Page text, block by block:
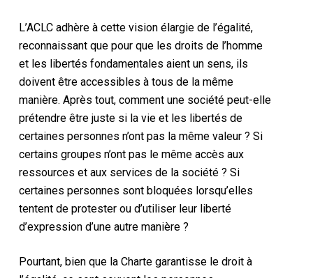
L’ACLC adhère à cette vision élargie de l’égalité,
reconnaissant que pour que les droits de l’homme
et les libertés fondamentales aient un sens, ils
doivent être accessibles à tous de la même
manière. Après tout, comment une société peut-elle
prétendre être juste si la vie et les libertés de
certaines personnes n’ont pas la même valeur ? Si
certains groupes n’ont pas le même accès aux
ressources et aux services de la société ? Si
certaines personnes sont bloquées lorsqu’elles
tentent de protester ou d’utiliser leur liberté
d’expression d’une autre manière ?
Pourtant, bien que la Charte garantisse le droit à